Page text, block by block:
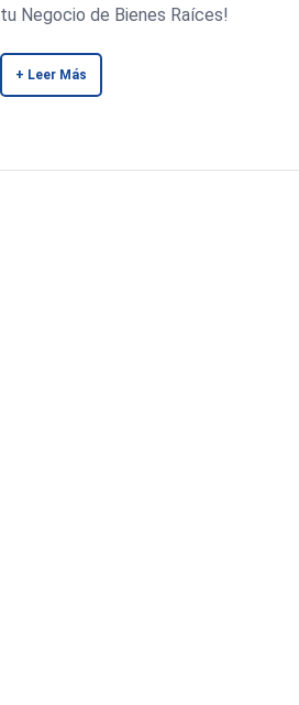
tu Negocio de Bienes Raíces!
+ Leer Más